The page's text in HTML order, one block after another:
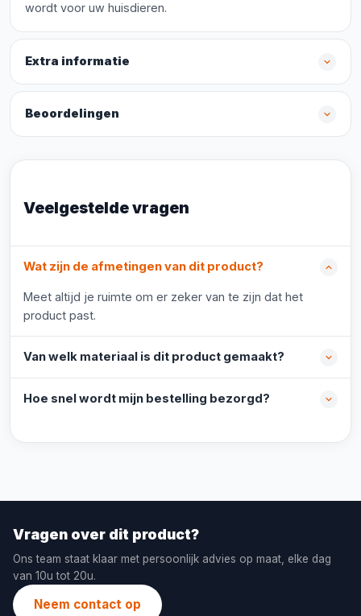
wordt voor uw huisdieren.
Extra informatie
Beoordelingen
Veelgestelde vragen
Wat zijn de afmetingen van dit product?
Meet altijd je ruimte om er zeker van te zijn dat het
product past.
Van welk materiaal is dit product gemaakt?
Hoe snel wordt mijn bestelling bezorgd?
Vragen over dit product?
Ons team staat klaar met persoonlijk advies op maat, elke dag
van 10u tot 20u.
Neem contact op